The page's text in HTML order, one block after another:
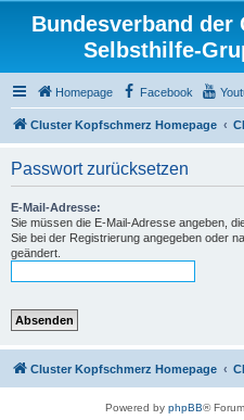
Bundesverband der
Selbsthilfe-
Homepage Facebook
Cluster Kopfschmerz Homepage
Passwort zurücksetzen
E-Mail-Adresse:
Sie müssen die E-Mail-Adresse angeben,
Sie bei der Registrierung angegeben oder
geändert.
Cluster Kopfschmerz Homepage
Powered by phpBB®